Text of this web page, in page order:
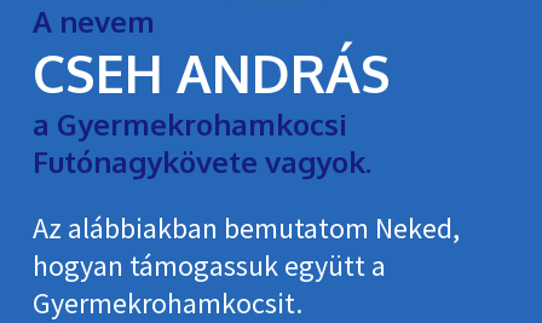
A nevem
CSEH ANDRÁS
a Gyermekrohamkocsi
Futónagykövete vagyok.
Az alábbiakban bemutatom Neked,
hogyan támogassuk együtt a
Gyermekroham­kocsit.